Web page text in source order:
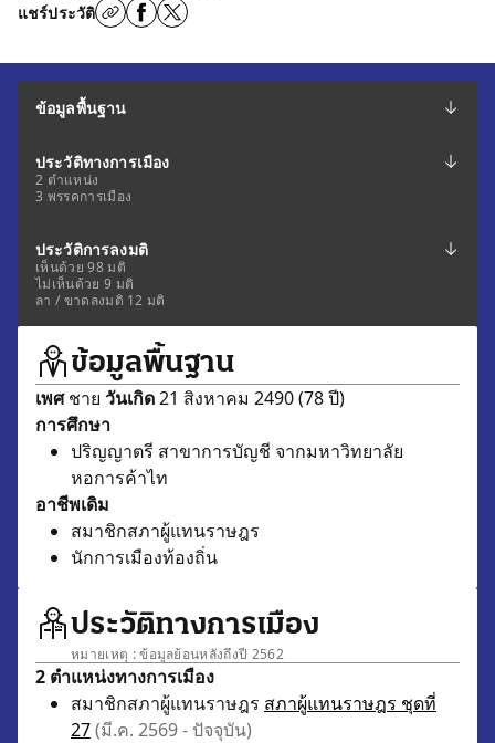
แชร์ประวัติ
ข้อมูลพื้นฐาน
ประวัติทางการเมือง
2 ตำแหน่ง
3 พรรคการเมือง
ประวัติการลงมติ
เห็นด้วย 98 มติ
ไม่เห็นด้วย 9 มติ
ลา / ขาดลงมติ 12 มติ
ข้อมูลพื้นฐาน
เพศชาย วันเกิด21 สิงหาคม 2490 (78 ปี)
การศึกษา
ปริญญาตรี สาขาการบัญชี จากมหาวิทยาลัย
หอการค้าไท
อาชีพเดิม
สมาชิกสภาผู้แทนราษฎร
นักการเมืองท้องถิ่น
ประวัติทางการเมือง
หมายเหตุ : ข้อมูลย้อนหลังถึงปี 2562
2 ตำแหน่งทางการเมือง
สมาชิกสภาผู้แทนราษฎร สภาผู้แทนราษฎร ชุดที่
27(มี.ค. 2569 - ปัจจุบัน)